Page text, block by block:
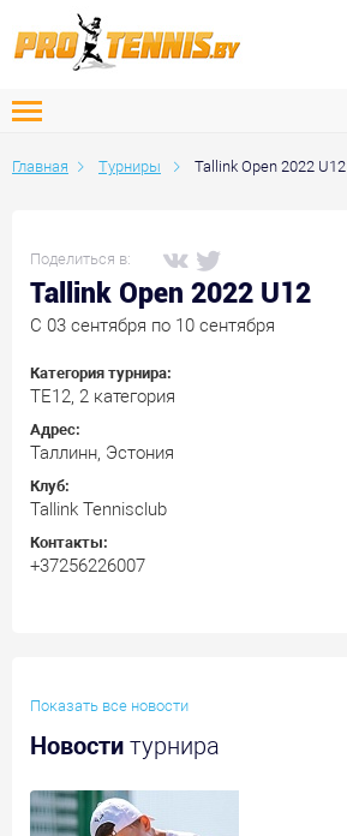
Главная Турниры Tallink Open 2022 U12
Поделиться в:
Tallink Open 2022 U12
C 03 сентября по 10 сентября
Категория турнира:
ТЕ12, 2 категория
Адрес:
Таллинн, Эстония
Клуб:
Tallink Tennisclub
Контакты:
+37256226007
Показать все новости
Новости турнира